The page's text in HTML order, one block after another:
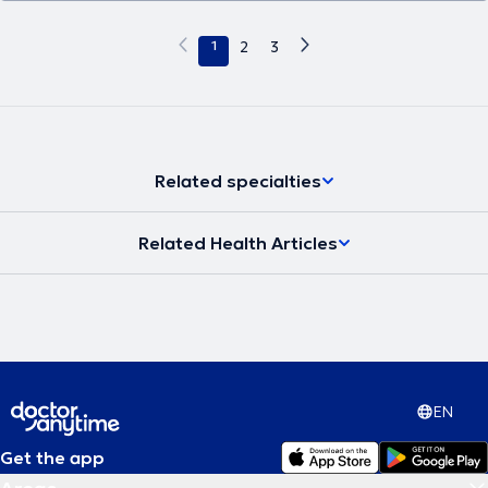
1 2 3
Related specialties
Related Health Articles
EN
Get the app